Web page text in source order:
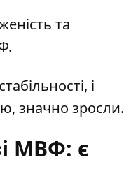
та
і
значно зросли.
МВФ: є